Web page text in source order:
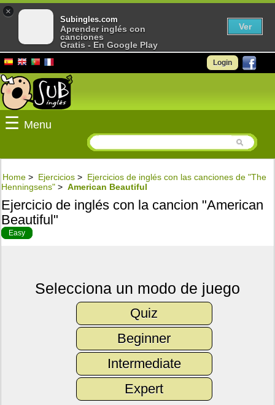
Login
☰ Menu
Home > Ejercicios > Ejercicios de inglés con las canciones de "The
Henningsens" > American Beautiful
Ejercicio de inglés con la cancion "American
Beautiful"
Easy
Selecciona un modo de juego
Quiz
Beginner
Intermediate
Expert
×
Subingles.com
Aprender inglés con
canciones
Gratis - En Google Play
Ver